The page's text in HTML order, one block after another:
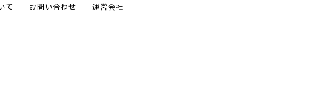
て お問い合わせ 運営会社